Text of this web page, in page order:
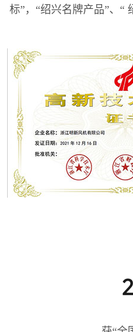
标”，“绍兴名牌产品”、“